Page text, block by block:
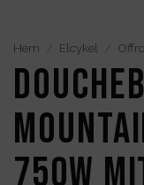
Hem Elcykel
750W